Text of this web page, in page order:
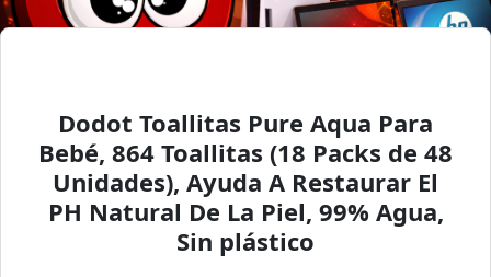
Dodot Toallitas Pure Aqua Para
Bebé, 864 Toallitas (18 Packs de 48
Unidades), Ayuda A Restaurar El
PH Natural De La Piel, 99% Agua,
Sin plástico